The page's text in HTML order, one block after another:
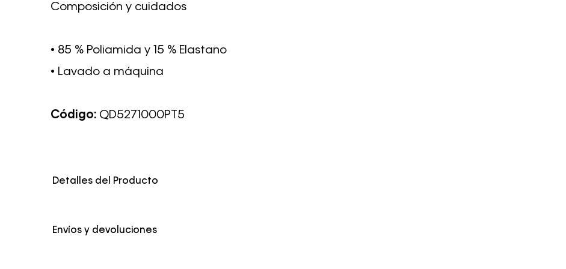
Composición y cuidados
• 85 % Poliamida y 15 % Elastano
• Lavado a máquina
Código: QD5271000PT5
Detalles del Producto
Envíos y devoluciones